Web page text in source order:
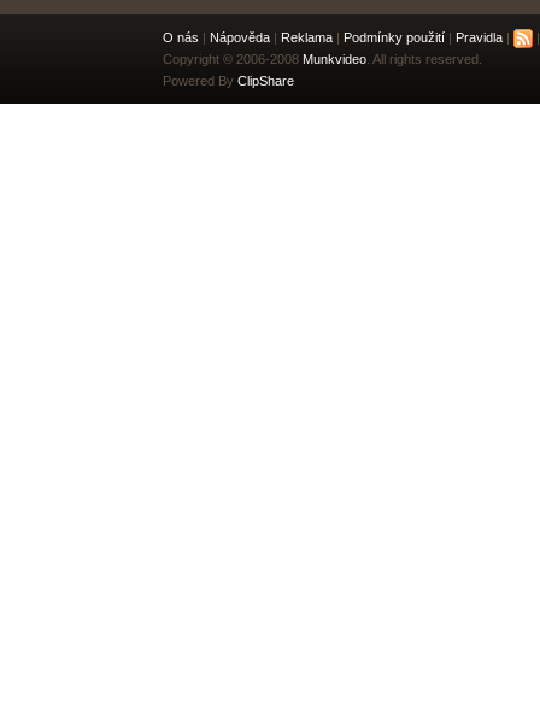
O nás | Nápověda | Reklama | Podmínky použití | Pravidla |
Copyright © 2006-2008 Munkvideo . All rights reserved.
Powered By ClipShare